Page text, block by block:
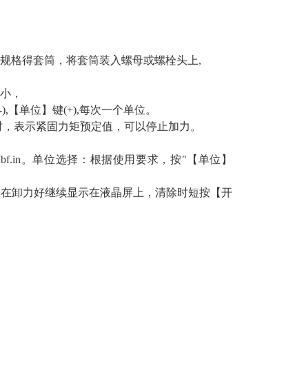
格得套筒，将套筒装入螺母或螺栓头上,
，
【单位】键(+),每次一个单位。
表示紧固力矩预定值，可以停止加力。
。单位选择：根据使用要求，按"【单位】
卸力好继续显示在液晶屏上，清除时短按【开